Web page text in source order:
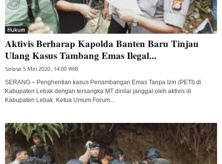
Hukum
Aktivis Berharap Kapolda Banten Baru Tinjau
Ulang Kasus Tambang Emas Ilegal...
Selasa 5 Mei 2020, 14:00 WIB
SERANG – Penghentian kasus Penambangan Emas Tanpa Izin (PETI) di
Kabupaten Lebak dengan tersangka MT dinilai janggal oleh aktivis di
Kabupaten Lebak. Ketua Umum Forum...